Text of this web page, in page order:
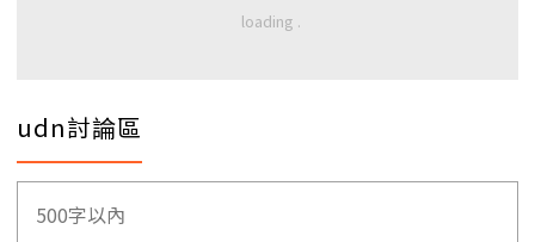
udn討論區